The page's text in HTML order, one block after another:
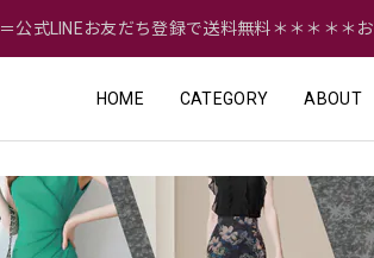
＝公式LINEお友だち登録で送料無料＊＊＊＊＊
HOME CATEGORY ABOUT